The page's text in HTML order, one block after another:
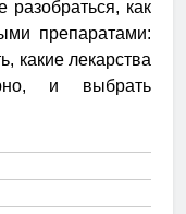
как
препаратами:
какие лекарства
и выбрать